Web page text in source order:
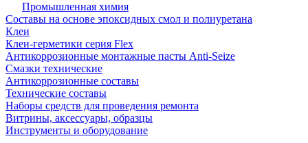
Промышленная химия
Составы на основе эпоксидных смол и полиуретана
Клеи
Клеи-герметики серия Flex
Антикоррозионные монтажные пасты Anti-Seize
Смазки технические
Антикоррозионные составы
Технические составы
Наборы средств для проведения ремонта
Витрины, аксессуары, образцы
Инструменты и оборудование